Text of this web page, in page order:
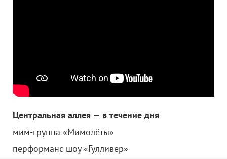
Центральная аллея — в течение дня
мим-группа «Мимолёты»
перформанс-шоу «Гулливер»